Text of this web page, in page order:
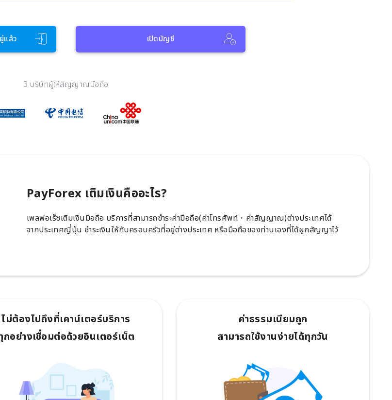
แล้ว เปิดบัญชี
3 บริษัทผู้ให้สัญญาณมือถือ
PayForex เติมเงินคืออะไร?
เพลฟอเร็ซเติมเงินมือถือ บริการที่สามารถขำระค่ามือถือ(ค่าโทรศัพท์・ค่าสัญญาณ)ต่างประเทศได้
จากประเทศญี่ปุ่น ชำระเงินให้กับครอบครัวที่อยู่ต่างประเทศ หรือมือถือของท่านเองที่ได้ผูกสัญญาไว้
ไม่ต้องไปถึงที่เคาน์เตอร์บริการ
กอย่างเชื่อมต่อด้วยอินเตอร์เน็ต
ค่าธรรมเนียมถูก
สามารถใช้งานง่ายได้ทุกวัน